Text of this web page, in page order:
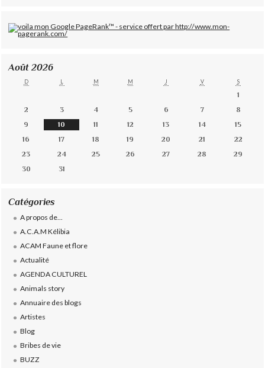
Août 2026
D L M M J V S
1
2
3 4 5 6 7
8
9
10 11 12 13 14
15
16
17 18 19 20 21
22
23
24 25 26 27 28
29
30
31
Catégories
A propos de...
A.C.A.M Kélibia
ACAM Faune et flore
Actualité
AGENDA CULTUREL
Animals story
Annuaire des blogs
Artistes
Blog
Bribes de vie
BUZZ